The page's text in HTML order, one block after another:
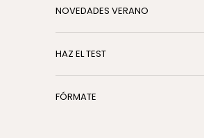
NOVEDADES VERANO
HAZ EL TEST
FÓRMATE